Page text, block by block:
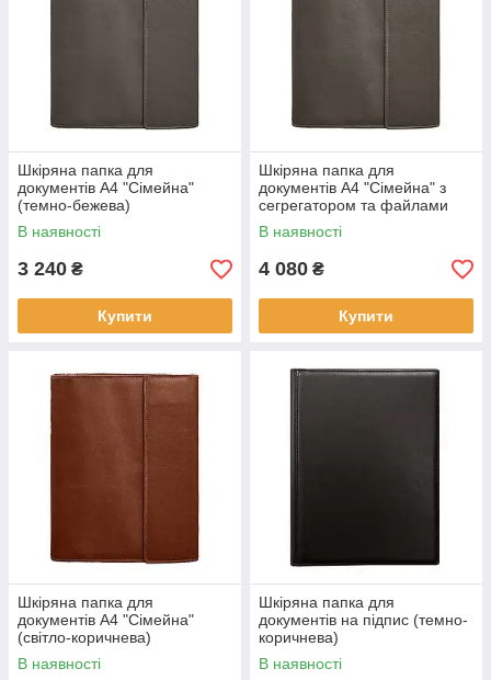
Шкіряна папка для
документів А4 "Сімейна"
(темно-бежева)
В наявності
3 240 ₴
Купити
Шкіряна папка для
документів А4 "Сімейна" з
сегрегатором та файлами
(темно-бежева)
В наявності
4 080 ₴
Купити
Шкіряна папка для
документів А4 "Сімейна"
(світло-коричнева)
В наявності
Шкіряна папка для
документів на підпис (темно-
коричнева)
В наявності